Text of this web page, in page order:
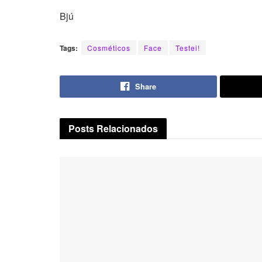
Bjú
Tags: Cosméticos Face Testei!
Share
Posts Relacionados